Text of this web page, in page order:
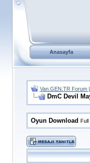
Anasayfa
Van.GEN.TR Forum
DmC Devil
Oyun Download Full